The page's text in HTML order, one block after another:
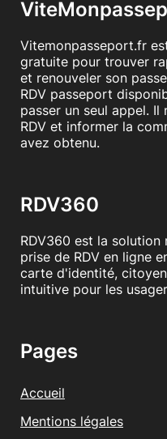
Vitemonpasseport.fr
gratuite pour trouver
et renouveler son
RDV passeport
passer un seul appel.
RDV et informer la
avez obtenu.
RDV360
RDV360 est la solution
prise de RDV en ligne
carte d'identité,
intuitive pour les
Pages
Accueil
Mentions légales